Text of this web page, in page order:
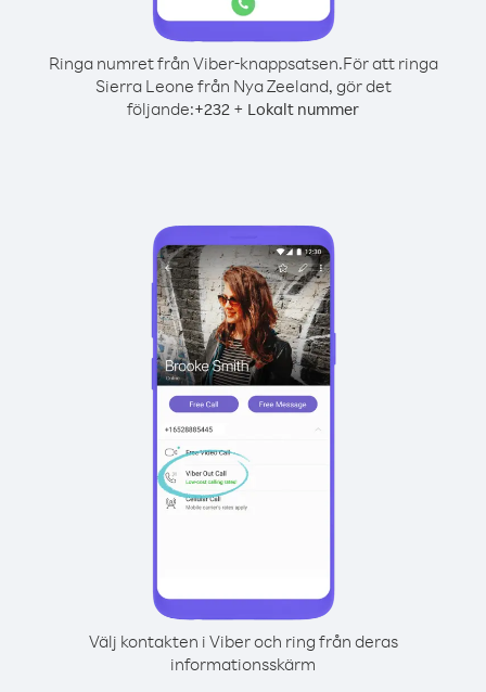
Ringa numret från Viber-knappsatsen.För att ringa
Sierra Leone från Nya Zeeland, gör det
följande:+232 + Lokalt nummer
Välj kontakten i Viber och ring från deras
informationsskärm